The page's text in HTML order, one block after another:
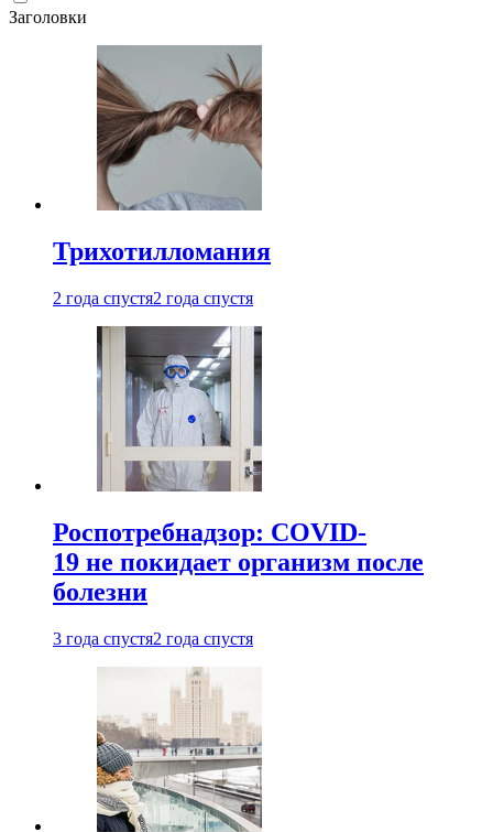
Заголовки
Трихотилломания
2 года спустя2 года спустя
Роспотребнадзор: COVID-
19 не покидает организм после
болезни
3 года спустя2 года спустя